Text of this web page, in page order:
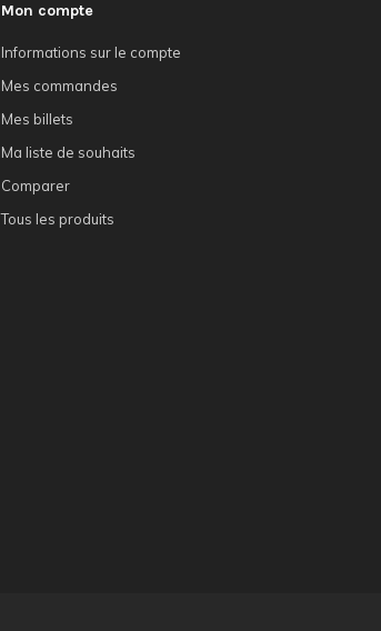
Mon compte
Informations sur le compte
Mes commandes
Mes billets
Ma liste de souhaits
Comparer
Tous les produits